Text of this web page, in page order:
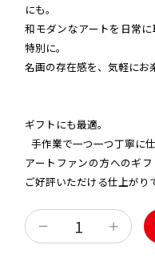
にも。
和モダンなアートを日常
特別に。
名画の存在感を、気軽にお
ギフトにも最適。
手作業で一つ一つ丁寧に
アートファンの方へのギ
ご好評いただける仕上がり